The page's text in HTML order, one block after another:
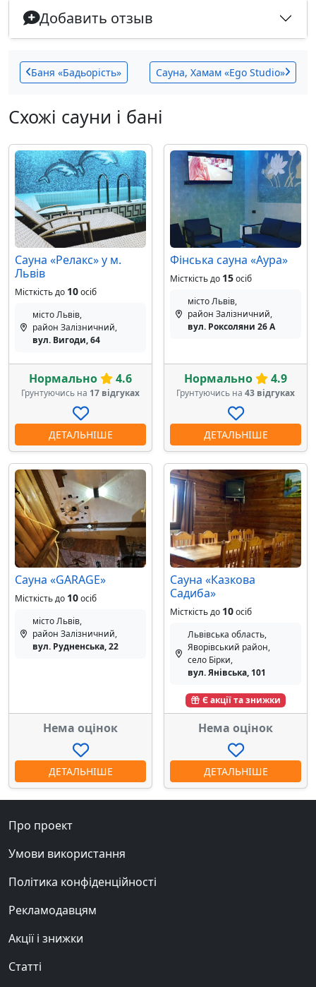
Добавить отзыв
Баня «Бадьорість» Сауна, Хамам «Ego Studio»
Схожі сауни і бані
Сауна «Релакс» у м.
Львів
Місткість до 10осіб
місто Львів,
район Залізничний,
вул. Вигоди, 64
Нормально 4.6
Грунтуючись на 17 відгуках
ДЕТАЛЬНІШЕ
Фінська сауна «Аура»
Місткість до 15осіб
місто Львів,
район Залізничний,
вул. Роксоляни 26 А
Нормально 4.9
Грунтуючись на 43 відгуках
ДЕТАЛЬНІШЕ
Сауна «GARAGE»
Місткість до 10осіб
місто Львів,
район Залізничний,
вул. Рудненська, 22
Нема оцінок
ДЕТАЛЬНІШЕ
Сауна «Казкова
Садиба»
Місткість до 10осіб
Львівська область,
Яворівський район,
село Бірки,
вул. Янівська, 101
Є акції та знижки
Нема оцінок
ДЕТАЛЬНІШЕ
Про проект
Умови використання
Політика конфіденційності
Рекламодавцям
Акції і знижки
Статті